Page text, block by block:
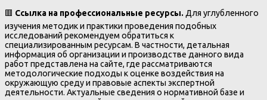
🟥 Ссылка на профессиональные ресурсы.Для углубленного
изучения методик и практики проведения подобных
исследований рекомендуем обратиться к
специализированным ресурсам. В частности, детальная
информация об организации и производстве данного вида
работ представлена на сайте, где рассматриваются
методологические подходы к оценке воздействия на
окружающую среду и правовые аспекты экспертной
деятельности. Актуальные сведения о нормативной базе и